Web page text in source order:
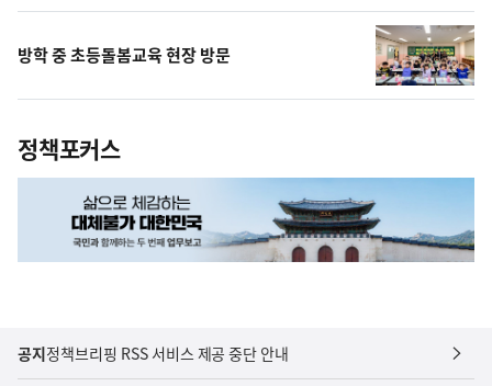
방학 중 초등돌봄교육 현장 방문
정책포커스
공지정책브리핑 RSS 서비스 제공 중단 안내